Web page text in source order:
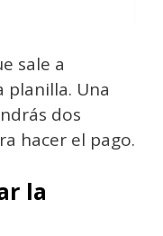
sale a
planilla. Una
dos
hacer el pago.
la